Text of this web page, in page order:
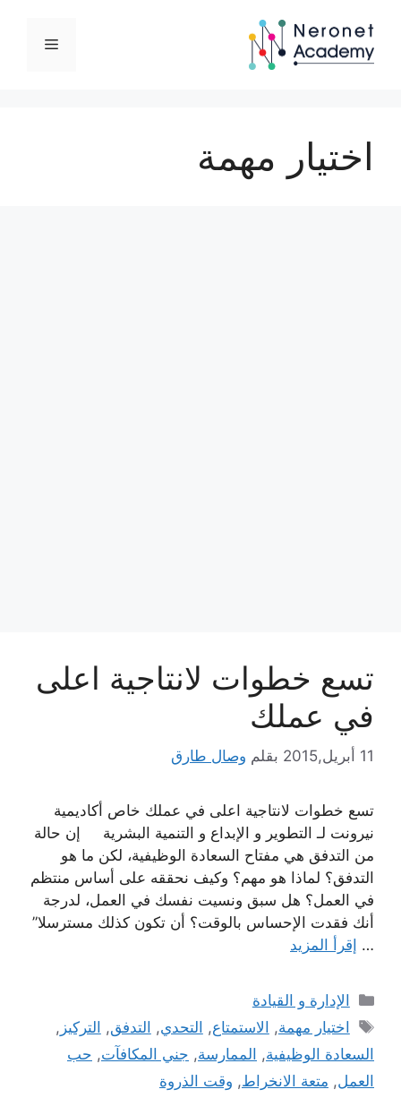
المحتوى
القائمة
اختيار مهمة
تسع خطوات لانتاجية اعلى
في عملك
11 أبريل,2015 بقلم وصال طارق
تسع خطوات لانتاجية اعلى في عملك خاص أكاديمية
نيرونت لـ التطوير و الإبداع و التنمية البشرية إن حالة
من التدفق هي مفتاح السعادة الوظيفية، لكن ما هو
التدفق؟ لماذا هو مهم؟ وكيف نحققه على أساس منتظم
في العمل؟ هل سبق ونسيت نفسك في العمل، لدرجة
أنك فقدت الإحساس بالوقت؟ أن تكون كذلك مسترسلا”
… إقرأ المزيد
التصنيفات
الإدارة و القيادة
الوسوم
اختيار مهمة, الاستمتاع, التحدي, التدفق, التركيز ,
السعادة الوظيفية, الممارسة, جني المكافآت, حب
العمل, متعة الانخراط, وقت الذروة